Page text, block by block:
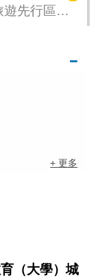
先行區管
+ 更多
（大學）城